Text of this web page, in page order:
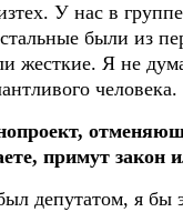
У нас в
были из
жесткие. Я не
человека.
примут закон
депутатом, я бы